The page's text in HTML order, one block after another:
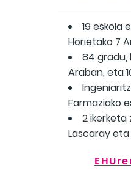
19 eskola
Horietako 7
84 gradu,
Araban, eta
Farmaziako
2 ikerketa
Lascaray eta